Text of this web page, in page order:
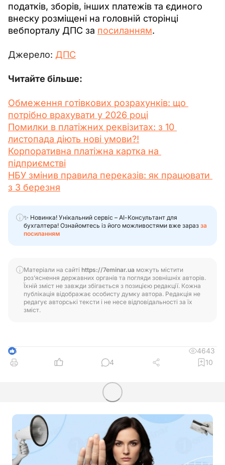
податків, зборів, інших платежів та єдиного
внеску розміщені на головній сторінці
вебпорталу ДПС за посиланням.
Джерело: ДПС
Читайте більше:
Обмеження готівкових розрахунків: що
потрібно врахувати у 2026 році
Помилки в платіжних реквізитах: з 10
листопада діють нові умови?!
Корпоративна платіжна картка на
підприємстві
НБУ змінив правила переказів: як працювати
з 3 березня
✨ Новинка! Унікальний сервіс – АІ-Консультант для
бухгалтера! Ознайомтесь із його можливостями вже зараз за
посиланням
Матеріали на сайті https://7eminar.ua можуть містити
роз’яснення державних органів та погляди зовнішніх авторів.
Їхній зміст не завжди збігається з позицією редакції. Кожна
публікація відображає особисту думку автора. Редакція не
редагує авторські тексти і не несе відповідальності за їх
зміст.
5
4643
4
10